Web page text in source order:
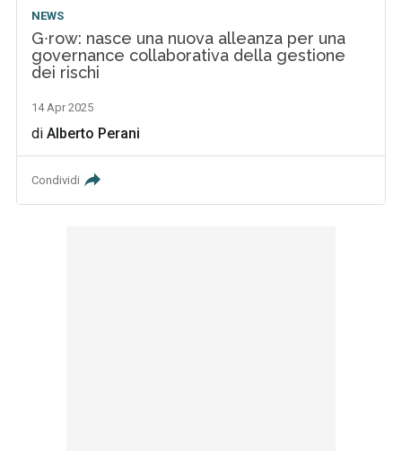
NEWS
G∙row: nasce una nuova alleanza per una
governance collaborativa della gestione
dei rischi
14 Apr 2025
diAlberto Perani
Condividi